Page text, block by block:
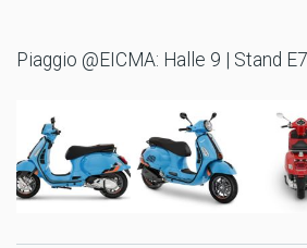
Piaggio @EICMA: Halle 9 | Stand